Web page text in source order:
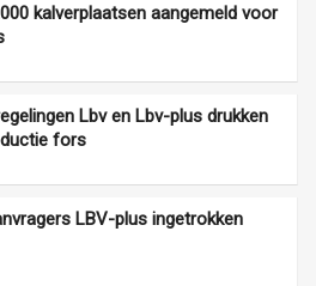
kalverplaatsen aangemeld voor
Lbv en Lbv-plus drukken
fors
LBV-plus ingetrokken